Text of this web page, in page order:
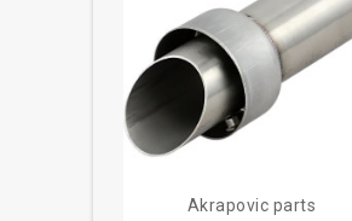
Akrapovic parts